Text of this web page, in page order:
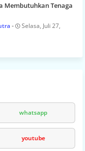
Membutuhkan Tenaga
Selasa, Juli 27,
whatsapp
youtube